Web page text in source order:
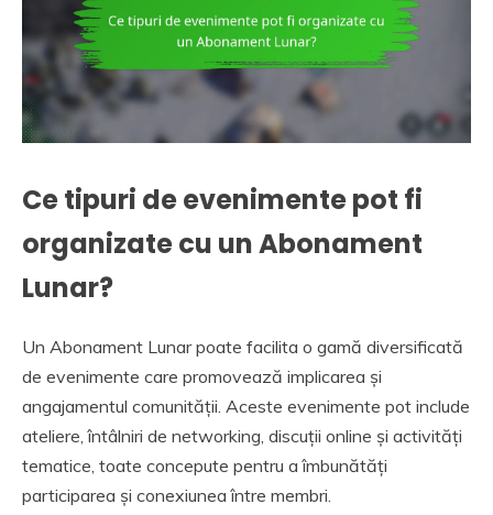
Ce tipuri de evenimente pot fi
organizate cu un Abonament
Lunar?
Un Abonament Lunar poate facilita o gamă diversificată
de evenimente care promovează implicarea și
angajamentul comunității. Aceste evenimente pot include
ateliere, întâlniri de networking, discuții online și activități
tematice, toate concepute pentru a îmbunătăți
participarea și conexiunea între membri.